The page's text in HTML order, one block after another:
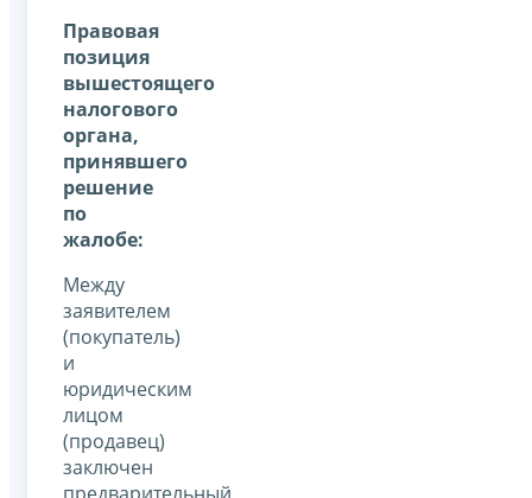
Правовая
позиция
вышестоящего
налогового
органа,
принявшего
решение
по
жалобе:
Между
заявителем
(покупатель)
и
юридическим
лицом
(продавец)
заключен
предварительный